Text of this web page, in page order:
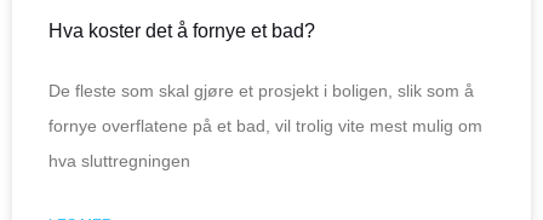
Hva koster det å fornye et bad?
De fleste som skal gjøre et prosjekt i boligen, slik som å
fornye overflatene på et bad, vil trolig vite mest mulig om
hva sluttregningen